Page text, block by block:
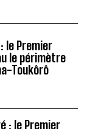
le Premier
le périmètre
Toukôrô
: le Premier